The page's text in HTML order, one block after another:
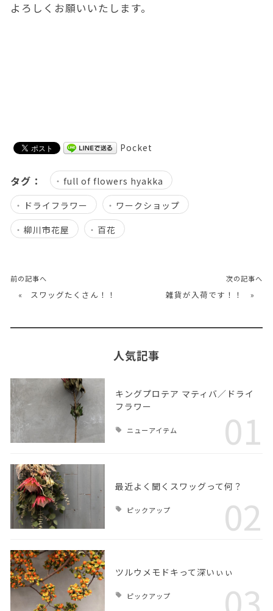
よろしくお願いいたします。
Pocket
タグ：
full of flowers hyakka
ドライフラワー
ワークショップ
柳川市花屋
百花
前の記事へ
« スワッグたくさん！！
次の記事へ
雑貨が入荷です！！ »
人気記事
キングプロテア マティバ／ドライ
フラワー
ニューアイテム 01
最近よく聞くスワッグって何？
ピックアップ 02
ツルウメモドキって深いぃぃ
ピックアップ